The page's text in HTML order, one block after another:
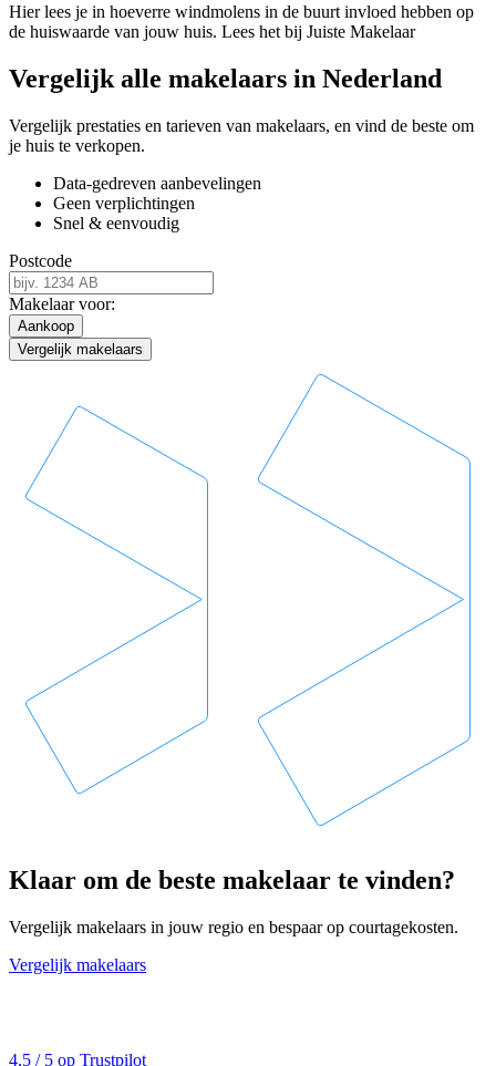
Hier lees je in hoeverre windmolens in de buurt invloed hebben op
de huiswaarde van jouw huis. Lees het bij Juiste Makelaar
Vergelijk alle makelaars in Nederland
Vergelijk prestaties en tarieven van makelaars, en vind de beste om
je huis te verkopen.
Data-gedreven aanbevelingen
Geen verplichtingen
Snel & eenvoudig
Postcode
Makelaar voor:
Aankoop
Vergelijk makelaars
Klaar om de beste makelaar te vinden?
Vergelijk makelaars in jouw regio en bespaar op courtagekosten.
Vergelijk makelaars
4,5 / 5 op Trustpilot